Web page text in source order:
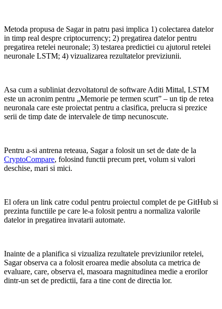
Metoda propusa de Sagar in patru pasi implica 1) colectarea datelor
in timp real despre criptocurrency; 2) pregatirea datelor pentru
pregatirea retelei neuronale; 3) testarea predictiei cu ajutorul retelei
neuronale LSTM; 4) vizualizarea rezultatelor previziunii.
Asa cum a subliniat dezvoltatorul de software Aditi Mittal, LSTM
este un acronim pentru „Memorie pe termen scurt” – un tip de retea
neuronala care este proiectat pentru a clasifica, prelucra si prezice
serii de timp date de intervalele de timp necunoscute.
Pentru a-si antrena reteaua, Sagar a folosit un set de date de la
CryptoCompare, folosind functii precum pret, volum si valori
deschise, mari si mici.
El ofera un link catre codul pentru proiectul complet de pe GitHub si
prezinta functiile pe care le-a folosit pentru a normaliza valorile
datelor in pregatirea invatarii automate.
Inainte de a planifica si vizualiza rezultatele previziunilor retelei,
Sagar observa ca a folosit eroarea medie absoluta ca metrica de
evaluare, care, observa el, masoara magnitudinea medie a erorilor
dintr-un set de predictii, fara a tine cont de directia lor.